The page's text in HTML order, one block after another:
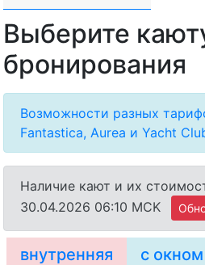
Выберите
бронирования
Возможности разных
Fantastica, Aurea и Yacht
Наличие кают и их
30.04.2026 06:10 MCK
внутренняя с окном